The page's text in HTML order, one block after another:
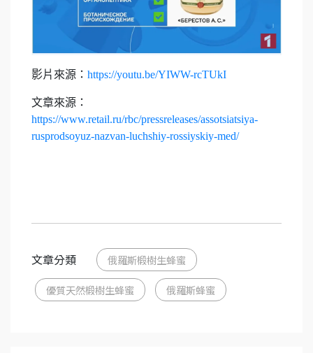
影片來源： https://youtu.be/YIWW-rcTUkI
文章來源：
https://www.retail.ru/rbc/pressreleases/assotsiatsiya-
rusprodsoyuz-nazvan-luchshiy-rossiyskiy-med/
文章分類 俄羅斯椴樹生蜂蜜
優質天然椴樹生蜂蜜 俄羅斯蜂蜜